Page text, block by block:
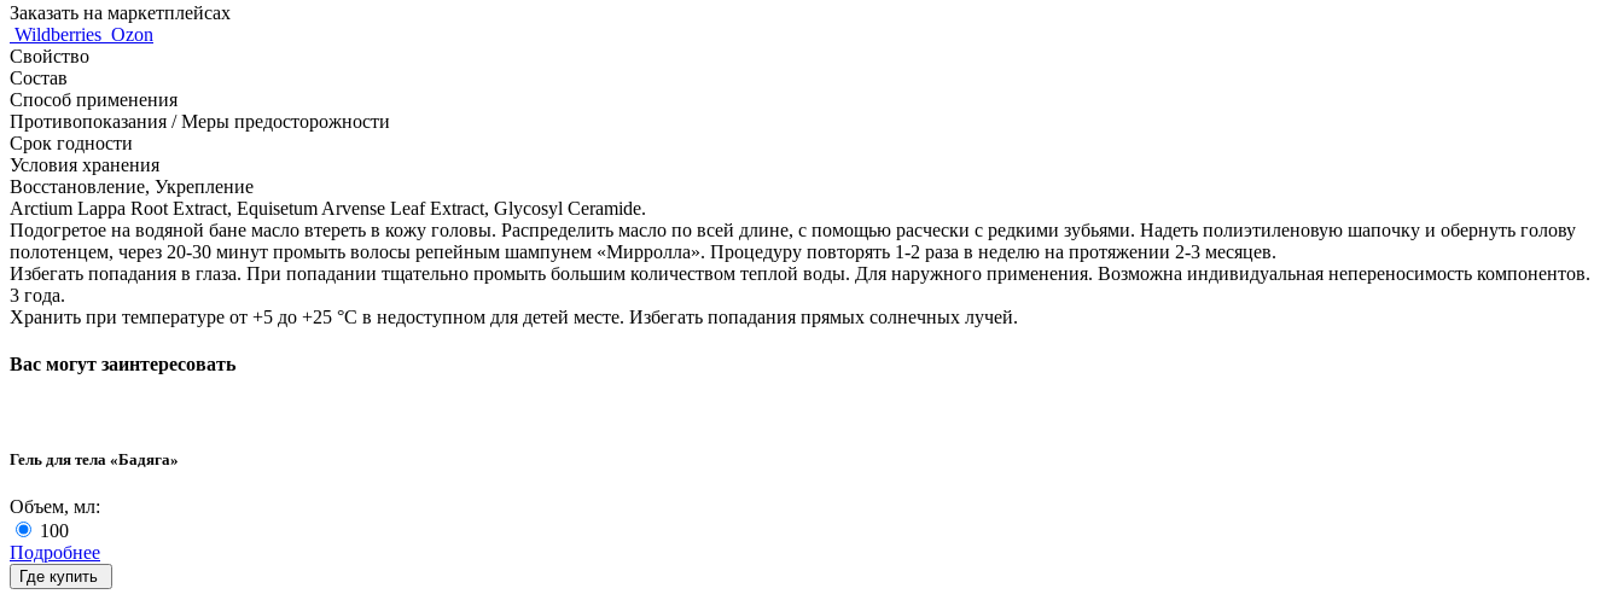
Заказать на маркетплейсах
Wildberries Ozon
Свойство
Состав
Способ применения
Противопоказания / Меры предосторожности
Срок годности
Условия хранения
Восстановление, Укрепление
Arctium Lappa Root Extract, Equisetum Arvense Leaf Extract, Glycosyl Ceramide.
Подогретое на водяной бане масло втереть в кожу головы. Распределить масло по всей длине, с помощью расчески с редкими зубьями. Надеть полиэтиленовую шапочку и обернуть голову
полотенцем, через 20-30 минут промыть волосы репейным шампунем «Мирролла». Процедуру повторять 1-2 раза в неделю на протяжении 2-3 месяцев.
Избегать попадания в глаза. При попадании тщательно промыть большим количеством теплой воды. Для наружного применения. Возможна индивидуальная непереносимость компонентов.
3 года.
Хранить при температуре от +5 до +25 °С в недоступном для детей месте. Избегать попадания прямых солнечных лучей.
Вас могут заинтересовать
Гель для тела «Бадяга»
Объем, мл:
100
Подробнее
Где купить